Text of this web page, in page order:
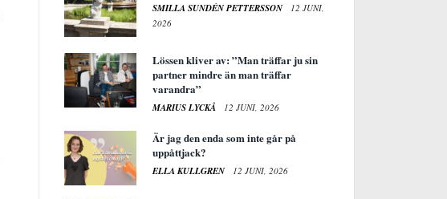
SMILLA SUNDÉN PETTERSSON
12 JUNI,
2026
Lössen kliver av: ”Man träffar ju sin
partner mindre än man träffar
varandra”
MARIUS LYCKÅ 12 JUNI, 2026
Är jag den enda som inte går på
uppåttjack?
ELLA KULLGREN 12 JUNI, 2026